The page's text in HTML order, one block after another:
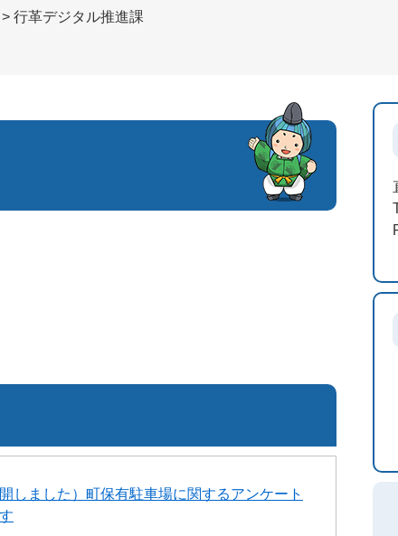
> 行革デジタル推進課
しました）町保有駐車場に関するアンケート